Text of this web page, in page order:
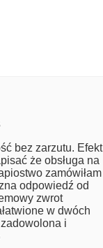
bez zarzutu. Efekt
że obsługa na
zamówiłam
odpowiedź od
zwrot
w dwóch
i